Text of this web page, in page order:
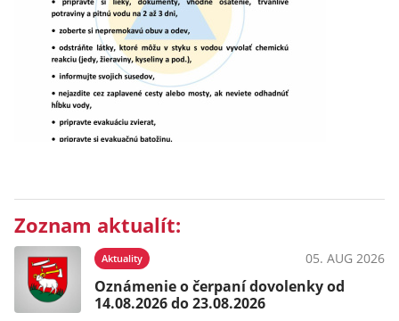
Zoznam aktualít:
Aktuality 05. AUG 2026
Oznámenie o čerpaní dovolenky od
14.08.2026 do 23.08.2026